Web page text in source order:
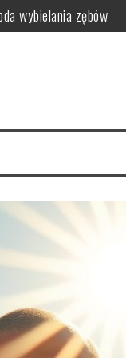
wybielania zębów
styl?
na co dzień